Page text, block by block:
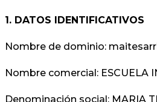
1. DATOS IDENTIFICATIVOS
Nombre de dominio:
Nombre comercial: ESCUELA
Denominación social: MARIA